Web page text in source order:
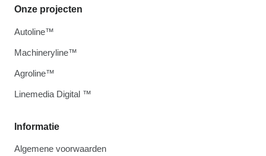
Informatie
Algemene voorwaarden
Onze projecten
Autoline™
Machineryline™
Agroline™
Linemedia Digital ™